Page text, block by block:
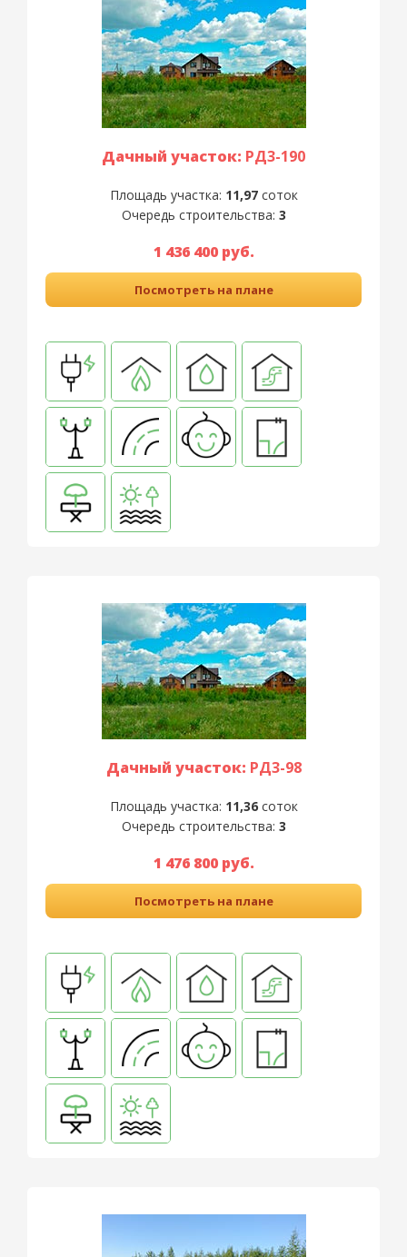
Дачный участок: РД3-190
Площадь участка: 11,97соток
Очередь строительства: 3
1 436 400 руб.
Посмотреть на плане
Дачный участок: РД3-98
Площадь участка: 11,36соток
Очередь строительства: 3
1 476 800 руб.
Посмотреть на плане